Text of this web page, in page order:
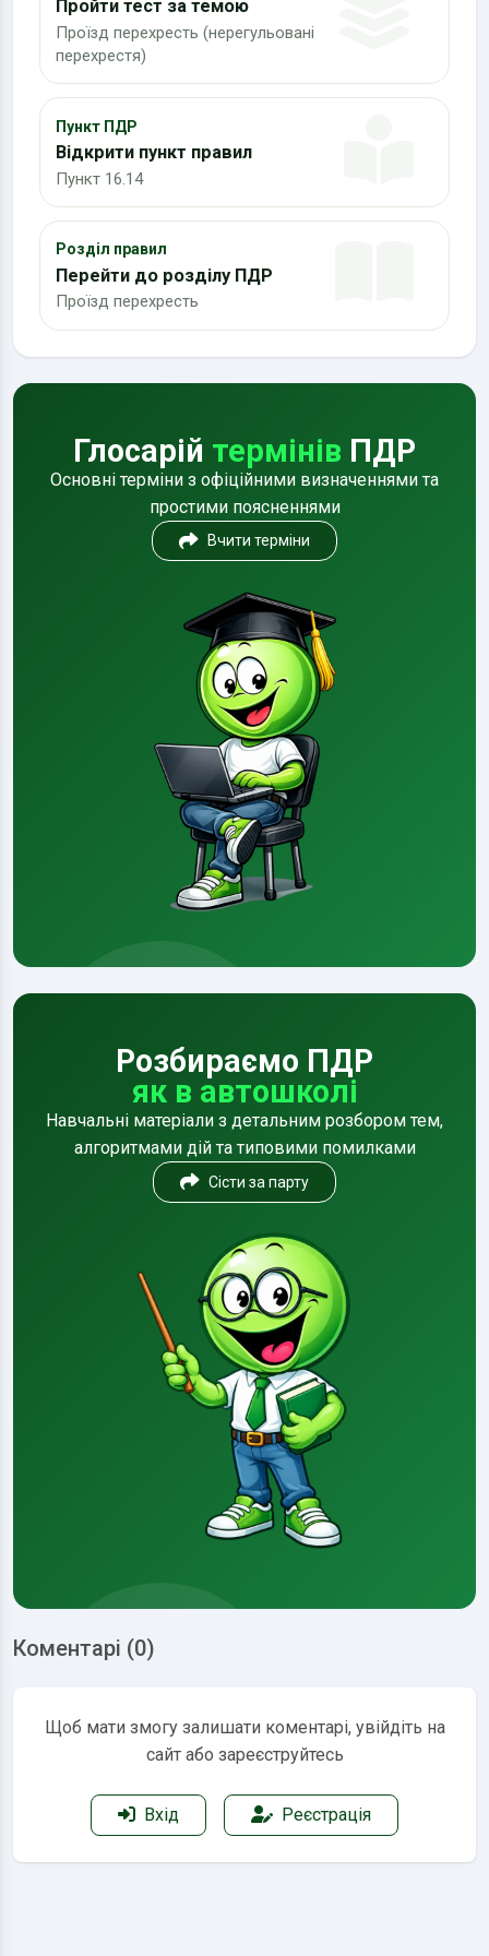
Пройти тест за темою
Проїзд перехресть (нерегульовані
перехрестя)
Пункт ПДР
Відкрити пункт правил
Пункт 16.14
Розділ правил
Перейти до розділу ПДР
Проїзд перехресть
Глосарій термінів ПДР
Основні терміни з офіційними визначеннями та
простими поясненнями
Вчити терміни
Розбираємо ПДР
як в автошколі
Навчальні матеріали з детальним розбором тем,
алгоритмами дій та типовими помилками
Сісти за парту
Коментарі (0)
Щоб мати змогу залишати коментарі, увійдіть на
сайт або зареєструйтесь
Вхід Реєстрація